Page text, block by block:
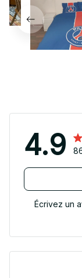
4.9
Écrivez un